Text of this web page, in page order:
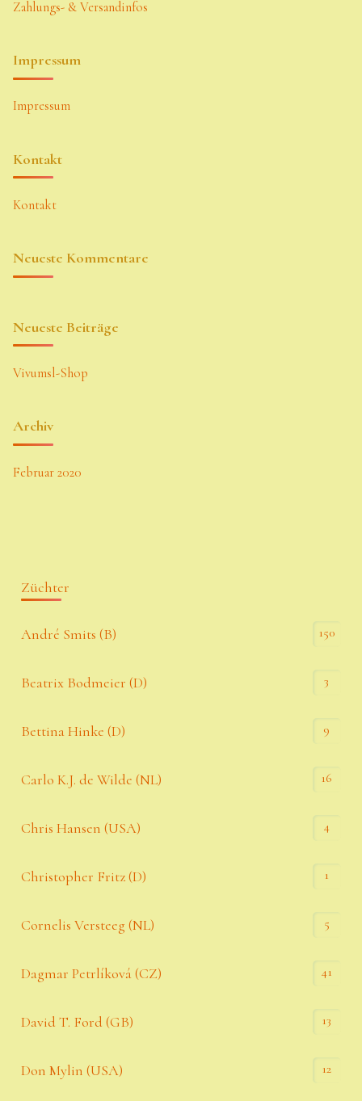
Zahlungs- & Versandinfos
Impressum
Impressum
Kontakt
Kontakt
Neueste Kommentare
Neueste Beiträge
Vivumsl-Shop
Archiv
Februar 2020
Züchter
André Smits (B) 150
Beatrix Bodmeier (D) 3
Bettina Hinke (D) 9
Carlo K.J. de Wilde (NL) 16
Chris Hansen (USA) 4
Christopher Fritz (D) 1
Cornelis Versteeg (NL) 5
Dagmar Petrlíková (CZ) 41
David T. Ford (GB) 13
Don Mylin (USA) 12